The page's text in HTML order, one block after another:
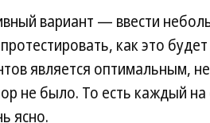
вариант — ввести
как это
является оптимальным,
не было. То есть каждый на
ясно.